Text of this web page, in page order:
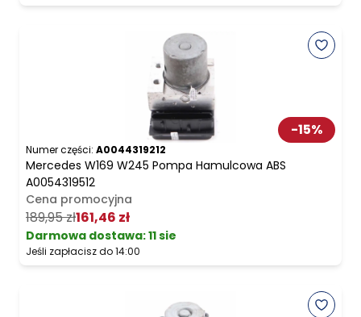
-15%
Numer części: A0044319212
Mercedes W169 W245 Pompa Hamulcowa ABS
A0054319512
Cena promocyjna
189,95 zł161,46 zł
Darmowa dostawa:11 sie
Jeśli zapłacisz do 14:00